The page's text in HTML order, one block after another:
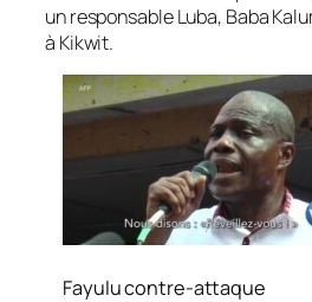
un responsable Luba, Baba
à Kikwit.
Fayulu contre-attaque